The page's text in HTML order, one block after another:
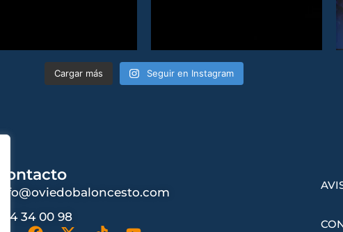
Cargar más Seguir en Instagram
Contacto
info@oviedobaloncesto.com
984 34 00 98